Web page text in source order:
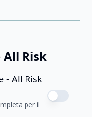
Risk
- All Risk
per il